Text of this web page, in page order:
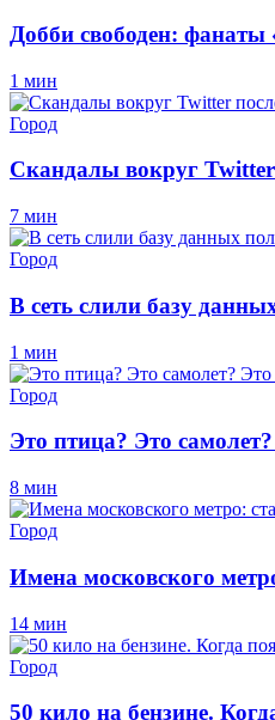
Добби свободен: фанаты
1 мин
Город
Скандалы вокруг
7 мин
Город
В сеть слили базу
1 мин
Город
Это птица? Это
8 мин
Город
Имена московского
14 мин
Город
50 кило на бензине.